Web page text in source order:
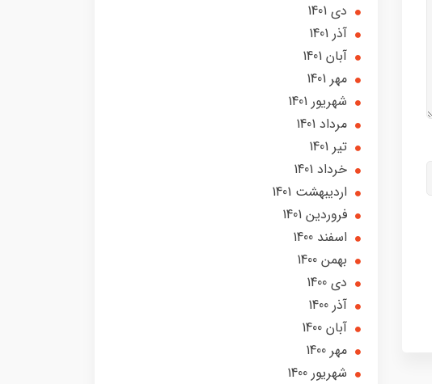
دی 1401
آذر 1401
آبان 1401
مهر 1401
شهریور 1401
مرداد 1401
تير 1401
خرداد 1401
ارديبهشت 1401
فروردین 1401
اسفند 1400
بهمن 1400
دی 1400
آذر 1400
آبان 1400
مهر 1400
شهریور 1400